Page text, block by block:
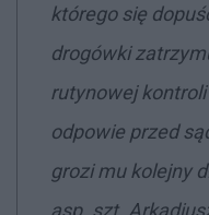
którego się
drogówki
rutynowej
odpowie przed
grozi mu kolejny
asp. szt.